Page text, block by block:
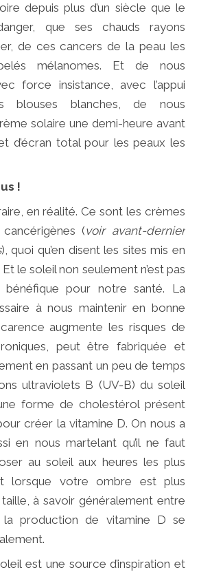
depuis plus d’un siècle que le
que ses chauds rayons
de ces cancers de la peau les
mélanomes. Et de nous
force insistance, avec l’appui
blouses blanches, de nous
solaire une demi-heure avant
d’écran total pour les peaux les
!
en réalité. Ce sont les crèmes
(voir avant-dernier
), quoi qu’en disent les sites mis en
le soleil non seulement n’est pas
pour notre santé. La
à nous maintenir en bonne
augmente les risques de
peut être fabriquée et
en passant un peu de temps
ultraviolets B (UV-B) du soleil
forme de cholestérol présent
créer la vitamine D. On nous a
en nous martelant qu’il ne faut
au soleil aux heures les plus
lorsque votre ombre est plus
à savoir généralement entre
production de vitamine D se
est une source d’inspiration et